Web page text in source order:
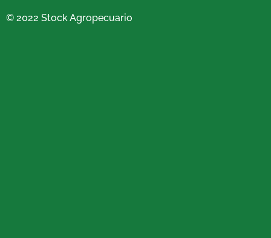
© 2022 Stock Agropecuario